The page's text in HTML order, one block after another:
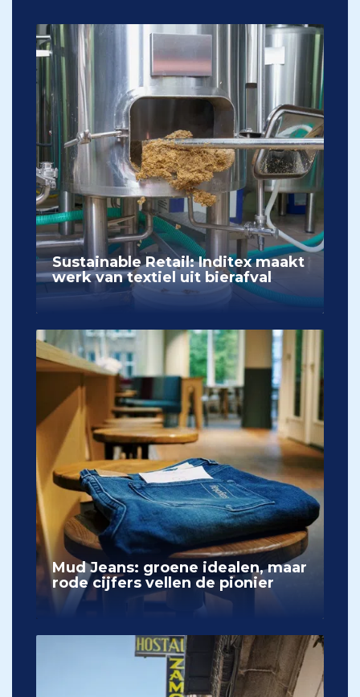
Sustainable Retail: Inditex maakt
werk van textiel uit bierafval
Mud Jeans: groene idealen, maar
rode cijfers vellen de pionier